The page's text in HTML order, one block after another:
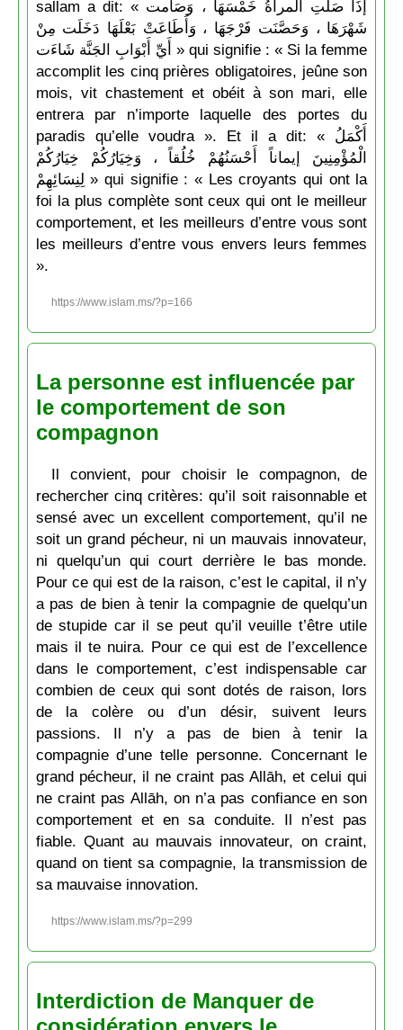
sallam a dit: « إذَا صَلَّتِ المرأةُ خَمْسَهَا ، وَصَامت
شَهْرَهَا ، وَحَصَّنَت فَرْجَهَا ، وَأَطَاعَتْ بَعْلَهَا دَخَلَت مِنْ
أَيِّ أَبْوَابِ الجَنَّة شَاءَت » qui signifie : « Si la femme
accomplit les cinq prières obligatoires, jeûne son
mois, vit chastement et obéit à son mari, elle
entrera par n’importe laquelle des portes du
paradis qu’elle voudra ». Et il a dit: « أَكْمَلُ
الْمُؤْمِنِينَ إيماناً أَحْسَنُهُمْ خُلُقاً ، وَخِيَارُكُمْ خِيَارُكُمْ
لِنِسَائِهِمْ » qui signifie : « Les croyants qui ont la
foi la plus complète sont ceux qui ont le meilleur
comportement, et les meilleurs d’entre vous sont
les meilleurs d’entre vous envers leurs femmes
».
https://www.islam.ms/?p=166
La personne est influencée par
le comportement de son
compagnon
Il convient, pour choisir le compagnon, de
rechercher cinq critères: qu’il soit raisonnable et
sensé avec un excellent comportement, qu’il ne
soit un grand pécheur, ni un mauvais innovateur,
ni quelqu’un qui court derrière le bas monde.
Pour ce qui est de la raison, c’est le capital, il n’y
a pas de bien à tenir la compagnie de quelqu’un
de stupide car il se peut qu’il veuille t’être utile
mais il te nuira. Pour ce qui est de l’excellence
dans le comportement, c’est indispensable car
combien de ceux qui sont dotés de raison, lors
de la colère ou d’un désir, suivent leurs
passions. Il n’y a pas de bien à tenir la
compagnie d’une telle personne. Concernant le
grand pécheur, il ne craint pas Allāh, et celui qui
ne craint pas Allāh, on n’a pas confiance en son
comportement et en sa conduite. Il n’est pas
fiable. Quant au mauvais innovateur, on craint,
quand on tient sa compagnie, la transmission de
sa mauvaise innovation.
https://www.islam.ms/?p=299
Interdiction de Manquer de